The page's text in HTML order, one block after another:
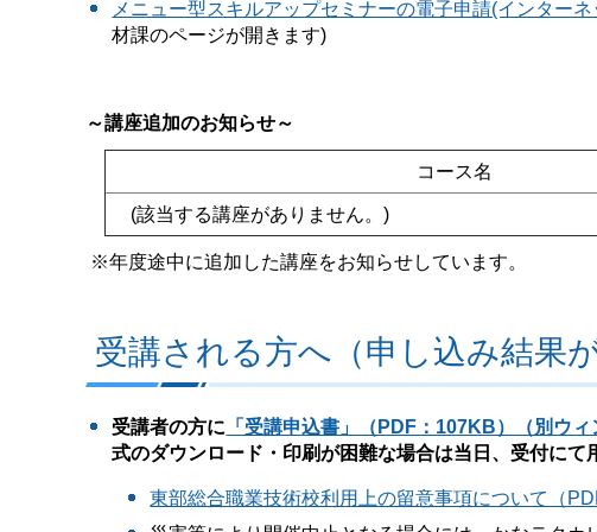
メニュー型スキルアップセミナーの電子申請(インター
材課のページが開きます)
～講座追加のお知らせ～
コース名
(該当する講座がありません。)
※年度途中に追加した講座をお知らせしています。
受講される方へ（申し込み結果
受講者の方に 「受講申込書」（PDF：107KB）（別ウ
式のダウンロード・印刷が困難な場合は当日、受付にて
東部総合職業技術校利用上の留意事項について（